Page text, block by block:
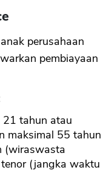
perusahaan
pembiayaan
tahun atau
maksimal 55 tahun
(wiraswasta
(jangka waktu